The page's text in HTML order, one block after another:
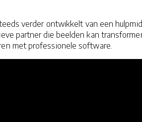
verder ontwikkelt van een
partner die beelden kan
met professionele software.